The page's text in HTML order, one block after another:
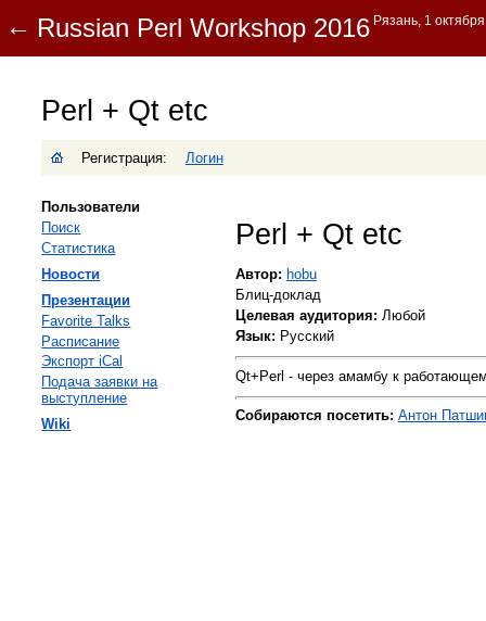
Perl + Qt etc
Регистрация: Логин
Пользователи
Поиск
Статистика
Новости
Презентации
Favorite Talks
Расписание
Экспорт iCal
Подача заявки на
выступление
Wiki
Perl + Qt etc
Автор: hobu
Блиц-доклад
Целевая аудитория: Любой
Язык: Русский
Qt+Perl - через амамбу к
Собираются посетить: Антон